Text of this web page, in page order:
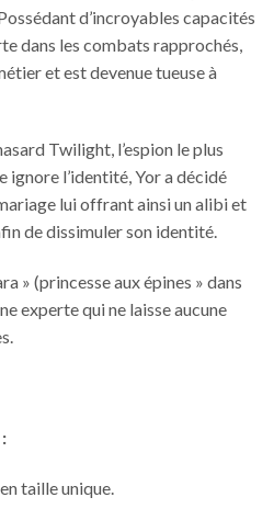
d’incroyables capacités
dans les combats rapprochés,
et est devenue tueuse à
Twilight, l’espion le plus
l’identité, Yor a décidé
lui offrant ainsi un alibi et
de dissimuler son identité.
» (princesse aux épines » dans
experte qui ne laisse aucune
taille unique.